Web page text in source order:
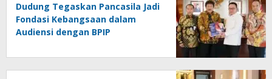
Dudung Tegaskan Pancasila Jadi
Fondasi Kebangsaan dalam
Audiensi dengan BPIP